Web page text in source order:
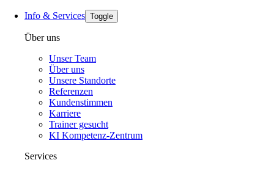
Info & Services Toggle
Über uns
Unser Team
Über uns
Unsere Standorte
Referenzen
Kundenstimmen
Karriere
Trainer gesucht
KI Kompetenz-Zentrum
Services